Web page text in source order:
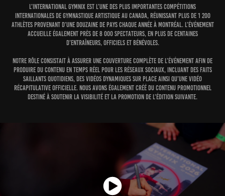
L’International Gymnix est l’une des plus importantes compétitions
internationales de gymnastique artistique au Canada, réunissant plus de 1 200
athlètes provenant d’une douzaine de pays chaque année à Montréal. L’événement
accueille également près de 8 000 spectateurs, en plus de centaines
d’entraîneurs, officiels et bénévoles.
Notre rôle consistait à assurer une couverture complète de l’événement afin de
produire du contenu en temps réel pour les réseaux sociaux, incluant des faits
saillants quotidiens, des vidéos dynamiques sur place ainsi qu’une vidéo
récapitulative officielle. Nous avons également créé du contenu promotionnel
destiné à soutenir la visibilité et la promotion de l’édition suivante.